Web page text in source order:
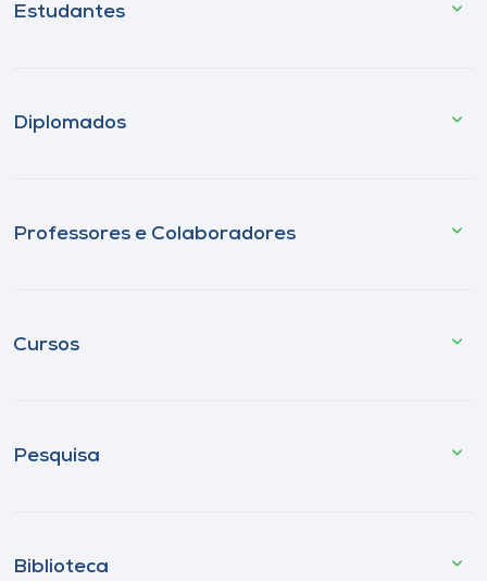
Estudantes
Diplomados
Professores e Colaboradores
Cursos
Pesquisa
Biblioteca